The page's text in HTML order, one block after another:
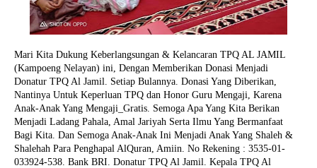
Mari Kita Dukung Keberlangsungan & Kelancaran TPQ AL JAMIL
(Kampoeng Nelayan) ini, Dengan Memberikan Donasi Menjadi
Donatur TPQ Al Jamil. Setiap Bulannya. Donasi Yang Diberikan,
Nantinya Untuk Keperluan TPQ dan Honor Guru Mengaji, Karena
Anak-Anak Yang Mengaji_Gratis. Semoga Apa Yang Kita Berikan
Menjadi Ladang Pahala, Amal Jariyah Serta Ilmu Yang Bermanfaat
Bagi Kita. Dan Semoga Anak-Anak Ini Menjadi Anak Yang Shaleh &
Shalehah Para Penghapal AlQuran, Amiin. No Rekening : 3535-01-
033924-538. Bank BRI. Donatur TPQ Al Jamil. Kepala TPQ Al